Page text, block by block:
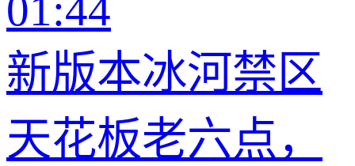
01:44
新版本冰河禁区
天花板老六点，